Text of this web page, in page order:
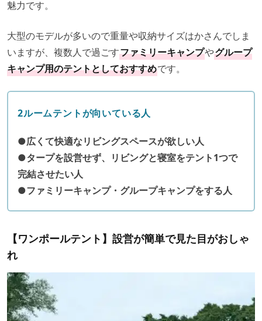
魅力です。
大型のモデルが多いので重量や収納サイズはかさんでしま
いますが、複数人で過ごすファミリーキャンプやグループ
キャンプ用のテントとしておすすめです。
2ルームテントが向いている人
●広くて快適なリビングスペースが欲しい人
●タープを設営せず、リビングと寝室をテント1つで
完結させたい人
●ファミリーキャンプ・グループキャンプをする人
【ワンポールテント】設営が簡単で見た目がおしゃ
れ